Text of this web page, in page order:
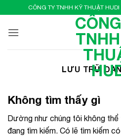
qua
nội
CÔNG TY TNHH KỸ THUẬT
LƯU TRỮ
Không tìm thấy gì
Dường như chúng tôi không thể
đang tìm kiếm. Có lẽ tìm kiếm